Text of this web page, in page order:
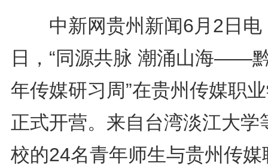
中新网贵州新闻6月2日电
日，“同源共脉 潮涌山海——
年传媒研习周”在贵州传媒职
正式开营。来自台湾淡江大学
校的24名青年师生与贵州传媒